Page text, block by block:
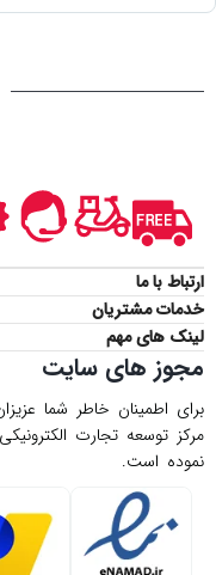
ارتباط با ما
خدمات مشتریان
لینک های مهم
مجوز های سایت
برای اطمینان خاطر شما
مركز توسعه تجارت
نموده است.